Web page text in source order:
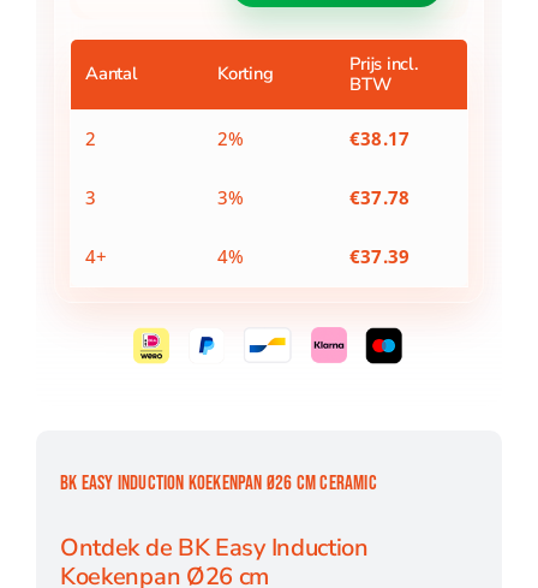
Ø26
aantal
Aantal Korting
Prijs incl.
BTW
2 2% €38.17
3 3% €37.78
4+ 4% €37.39
BK EASY INDUCTION KOEKENPAN Ø26 CM CERAMIC
Ontdek de BK Easy Induction
Koekenpan Ø26 cm